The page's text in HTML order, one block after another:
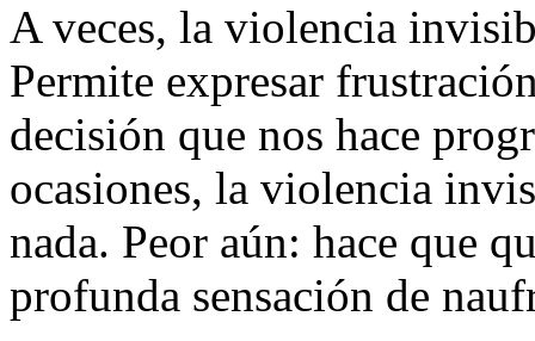
A veces, la violencia
Permite expresar
decisión que nos hace
ocasiones, la violencia
nada. Peor aún: hace que
profunda sensación de